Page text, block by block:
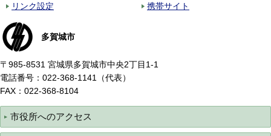
リンク設定
携帯サイト
多賀城市
〒985-8531 宮城県多賀城市中央2丁目1-1
電話番号：022-368-1141（代表）
FAX：022-368-8104
市役所へのアクセス